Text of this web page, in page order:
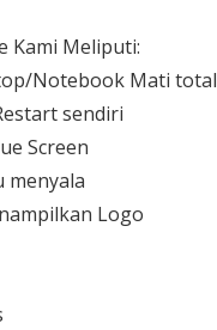
Kami Meliputi:
Notebook Mati total
sendiri
Screen
Logo